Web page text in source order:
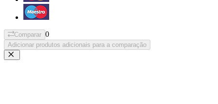
Comparar 0
Adicionar produtos adicionais para a comparação